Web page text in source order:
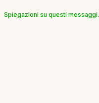
Spiegazioni su questi messaggi.